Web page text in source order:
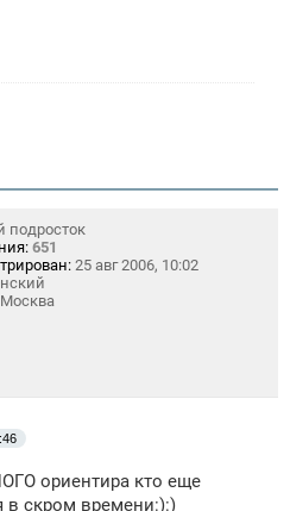
подросток
651
25 авг 2006, 10:02
Москва
ориентира кто еще
в скром времени:):)